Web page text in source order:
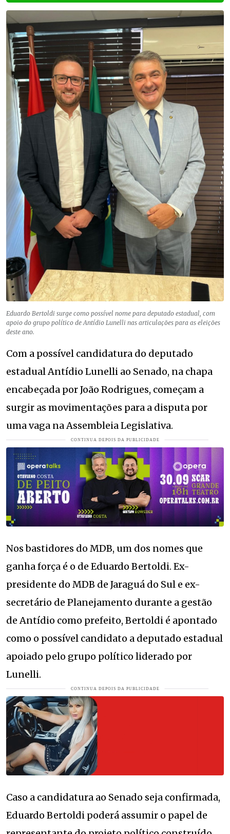
Eduardo Bertoldi surge como possível nome para deputado estadual, com
apoio do grupo político de Antídio Lunelli nas articulações para as eleições
deste ano.
Com a possível candidatura do deputado
estadual Antídio Lunelli ao Senado, na chapa
encabeçada por João Rodrigues, começam a
surgir as movimentações para a disputa por
uma vaga na Assembleia Legislativa.
Nos bastidores do MDB, um dos nomes que
ganha força é o de Eduardo Bertoldi. Ex-
presidente do MDB de Jaraguá do Sul e ex-
secretário de Planejamento durante a gestão
de Antídio como prefeito, Bertoldi é apontado
como o possível candidato a deputado estadual
apoiado pelo grupo político liderado por
Lunelli.
Caso a candidatura ao Senado seja confirmada,
Eduardo Bertoldi poderá assumir o papel de